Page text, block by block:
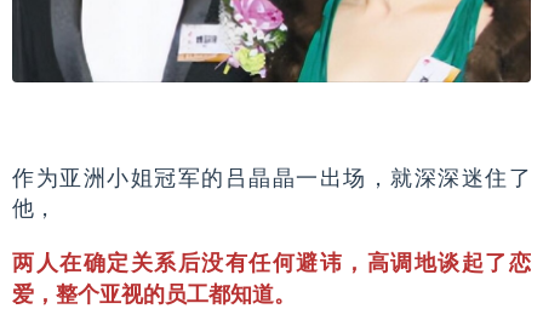
作为亚洲小姐冠军的吕晶晶一出场，就深深迷住了
他，
两人在确定关系后没有任何避讳，高调地谈起了恋
爱，整个亚视的员工都知道。